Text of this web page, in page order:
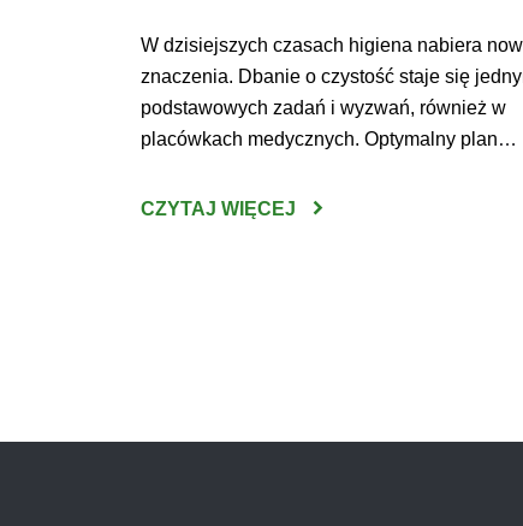
W dzisiejszych czasach higiena nabiera
znaczenia. Dbanie o czystość staje się
podstawowych zadań i wyzwań, również w
placówkach medycznych. Optymalny plan
przygotować przestrzeń bezpieczną dla
CZYTAJ WIĘCEJ